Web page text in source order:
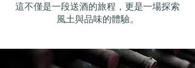
這不僅是一段送酒的旅程，更是一場探索
風土與品味的體驗。